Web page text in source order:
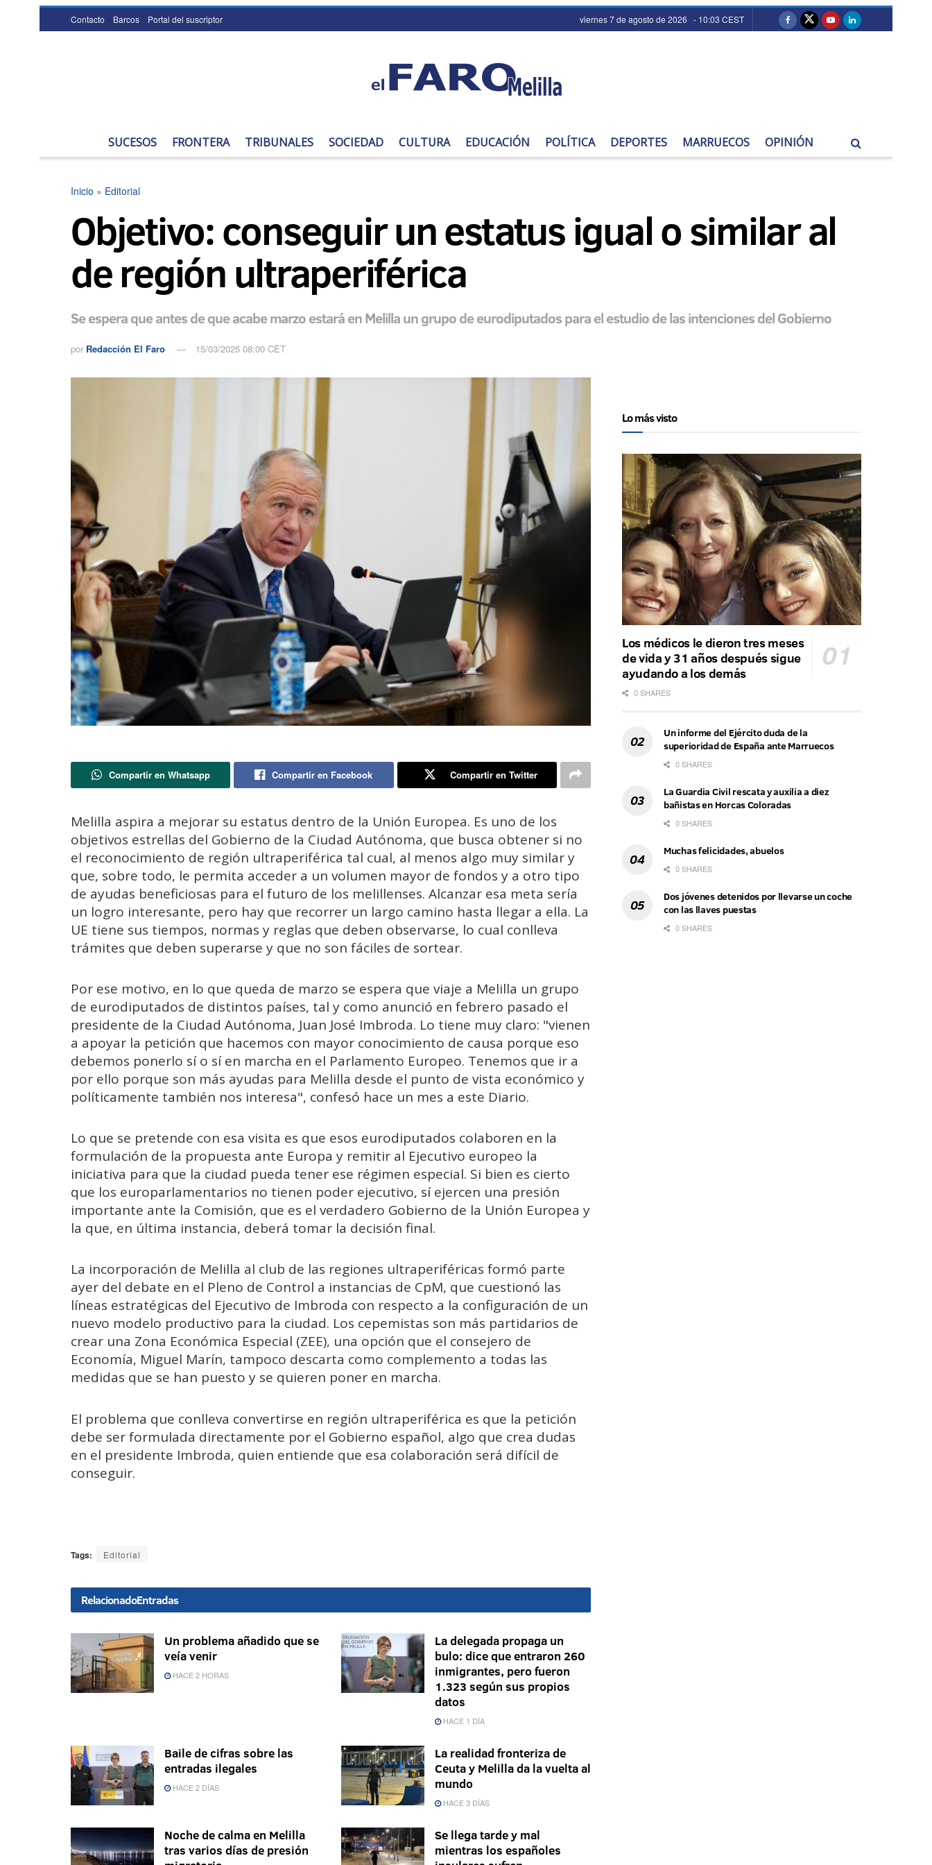
Contacto Barcos Portal del suscriptor viernes 7 de agosto de 2026 - 10:03 CEST
SUCESOS FRONTERA TRIBUNALES SOCIEDAD CULTURA EDUCACIÓN POLÍTICA DEPORTES MARRUECOS OPINIÓN
Inicio » Editorial
Objetivo: conseguir un estatus igual o similar al
de región ultraperiférica
Se espera que antes de que acabe marzo estará en Melilla un grupo de eurodiputados para el estudio de las intenciones del Gobierno
por Redacción El Faro 15/03/2025 08:00 CET
Compartir en Whatsapp Compartir en Facebook Compartir en Twitter
Melilla aspira a mejorar su estatus dentro de la Unión Europea. Es uno de los
objetivos estrellas del Gobierno de la Ciudad Autónoma, que busca obtener si no
el reconocimiento de región ultraperiférica tal cual, al menos algo muy similar y
que, sobre todo, le permita acceder a un volumen mayor de fondos y a otro tipo
de ayudas beneficiosas para el futuro de los melillenses. Alcanzar esa meta sería
un logro interesante, pero hay que recorrer un largo camino hasta llegar a ella. La
UE tiene sus tiempos, normas y reglas que deben observarse, lo cual conlleva
trámites que deben superarse y que no son fáciles de sortear.
Por ese motivo, en lo que queda de marzo se espera que viaje a Melilla un grupo
de eurodiputados de distintos países, tal y como anunció en febrero pasado el
presidente de la Ciudad Autónoma, Juan José Imbroda. Lo tiene muy claro: "vienen
a apoyar la petición que hacemos con mayor conocimiento de causa porque eso
debemos ponerlo sí o sí en marcha en el Parlamento Europeo. Tenemos que ir a
por ello porque son más ayudas para Melilla desde el punto de vista económico y
políticamente también nos interesa", confesó hace un mes a este Diario.
Lo que se pretende con esa visita es que esos eurodiputados colaboren en la
formulación de la propuesta ante Europa y remitir al Ejecutivo europeo la
iniciativa para que la ciudad pueda tener ese régimen especial. Si bien es cierto
que los europarlamentarios no tienen poder ejecutivo, sí ejercen una presión
importante ante la Comisión, que es el verdadero Gobierno de la Unión Europea y
la que, en última instancia, deberá tomar la decisión final.
La incorporación de Melilla al club de las regiones ultraperiféricas formó parte
ayer del debate en el Pleno de Control a instancias de CpM, que cuestionó las
líneas estratégicas del Ejecutivo de Imbroda con respecto a la configuración de un
nuevo modelo productivo para la ciudad. Los cepemistas son más partidarios de
crear una Zona Económica Especial (ZEE), una opción que el consejero de
Economía, Miguel Marín, tampoco descarta como complemento a todas las
medidas que se han puesto y se quieren poner en marcha.
El problema que conlleva convertirse en región ultraperiférica es que la petición
debe ser formulada directamente por el Gobierno español, algo que crea dudas
en el presidente Imbroda, quien entiende que esa colaboración será difícil de
conseguir.
Tags: Editorial
RelacionadoEntradas
Un problema añadido que se
veía venir
HACE 2 HORAS
La delegada propaga un
bulo: dice que entraron 260
inmigrantes, pero fueron
1.323 según sus propios
datos
HACE 1 DÍA
Baile de cifras sobre las
entradas ilegales
HACE 2 DÍAS
La realidad fronteriza de
Ceuta y Melilla da la vuelta al
mundo
HACE 3 DÍAS
Noche de calma en Melilla
tras varios días de presión
Se llega tarde y mal
mientras los españoles
Lo más visto
Los médicos le dieron tres meses
de vida y 31 años después sigue
ayudando a los demás
0 SHARES
Un informe del Ejército duda de la
superioridad de España ante Marruecos
0 SHARES
La Guardia Civil rescata y auxilia a diez
bañistas en Horcas Coloradas
0 SHARES
Muchas felicidades, abuelos
0 SHARES
Dos jóvenes detenidos por llevarse un coche
con las llaves puestas
0 SHARES